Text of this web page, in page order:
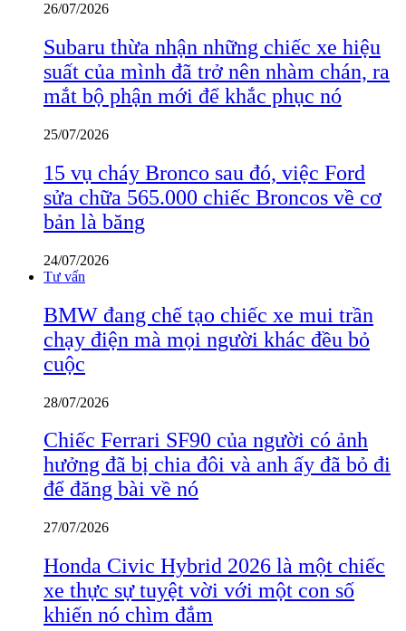
26/07/2026
Subaru thừa nhận những chiếc xe hiệu
suất của mình đã trở nên nhàm chán, ra
mắt bộ phận mới để khắc phục nó
25/07/2026
15 vụ cháy Bronco sau đó, việc Ford
sửa chữa 565.000 chiếc Broncos về cơ
bản là băng
24/07/2026
Tư vấn
BMW đang chế tạo chiếc xe mui trần
chạy điện mà mọi người khác đều bỏ
cuộc
28/07/2026
Chiếc Ferrari SF90 của người có ảnh
hưởng đã bị chia đôi và anh ấy đã bỏ đi
để đăng bài về nó
27/07/2026
Honda Civic Hybrid 2026 là một chiếc
xe thực sự tuyệt vời với một con số
khiến nó chìm đắm